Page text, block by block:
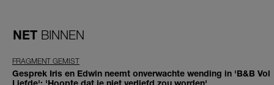
NET BINNEN
FRAGMENT GEMIST
Gesprek Iris en Edwin neemt onverwachte wending in 'B&B Vol
Liefde': 'Hoopte dat je niet verliefd zou worden'